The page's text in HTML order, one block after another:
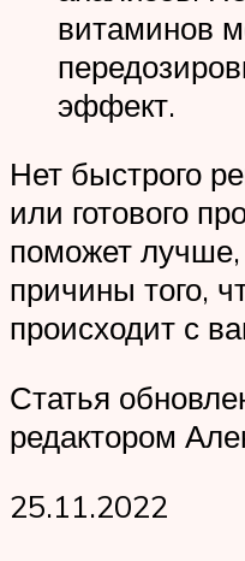
витаминов
эффект.
Нет быстрого
или готового
поможет
причины того,
происходит с
Статья
редактором
25.11.2022